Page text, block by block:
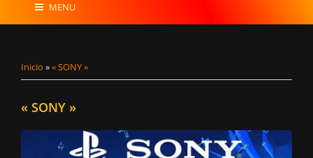
MENU
Inicio »« SONY »
« SONY »